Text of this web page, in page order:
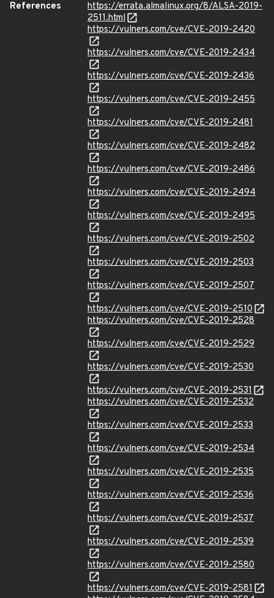
References
https://errata.almalinux.org/8/ALSA-2019-
2511.html
https://vulners.com/cve/CVE-2019-2420
https://vulners.com/cve/CVE-2019-2434
https://vulners.com/cve/CVE-2019-2436
https://vulners.com/cve/CVE-2019-2455
https://vulners.com/cve/CVE-2019-2481
https://vulners.com/cve/CVE-2019-2482
https://vulners.com/cve/CVE-2019-2486
https://vulners.com/cve/CVE-2019-2494
https://vulners.com/cve/CVE-2019-2495
https://vulners.com/cve/CVE-2019-2502
https://vulners.com/cve/CVE-2019-2503
https://vulners.com/cve/CVE-2019-2507
https://vulners.com/cve/CVE-2019-2510
https://vulners.com/cve/CVE-2019-2528
https://vulners.com/cve/CVE-2019-2529
https://vulners.com/cve/CVE-2019-2530
https://vulners.com/cve/CVE-2019-2531
https://vulners.com/cve/CVE-2019-2532
https://vulners.com/cve/CVE-2019-2533
https://vulners.com/cve/CVE-2019-2534
https://vulners.com/cve/CVE-2019-2535
https://vulners.com/cve/CVE-2019-2536
https://vulners.com/cve/CVE-2019-2537
https://vulners.com/cve/CVE-2019-2539
https://vulners.com/cve/CVE-2019-2580
https://vulners.com/cve/CVE-2019-2581